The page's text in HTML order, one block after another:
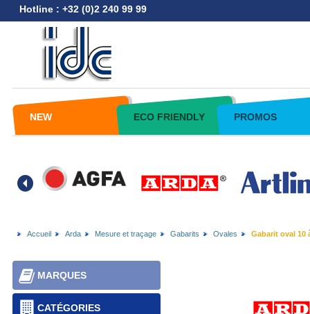
Hotline : +32 (0)2 240 99 99
NEW ECO FRIENDLY PROMOS
Accueil Arda Mesure et traçage Gabarits Ovales Gabarit oval 10
CATÉGORIES
MARQUES